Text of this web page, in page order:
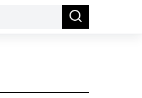
Search